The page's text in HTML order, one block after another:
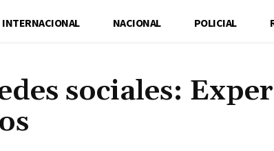
INTERNACIONAL NACIONAL POLICIAL
sociales: